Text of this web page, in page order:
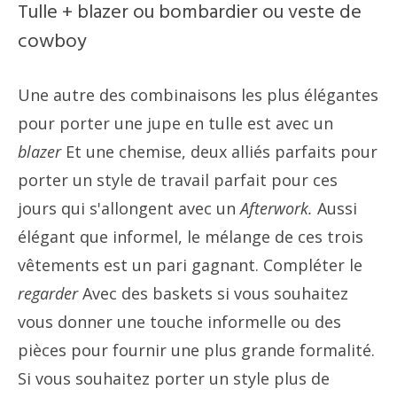
Tulle + blazer ou bombardier ou veste de
cowboy
Une autre des combinaisons les plus élégantes
pour porter une jupe en tulle est avec un
blazerEt une chemise, deux alliés parfaits pour
porter un style de travail parfait pour ces
jours qui s'allongent avec unAfterwork. Aussi
élégant que informel, le mélange de ces trois
vêtements est un pari gagnant. Compléter le
regarderAvec des baskets si vous souhaitez
vous donner une touche informelle ou des
pièces pour fournir une plus grande formalité.
Si vous souhaitez porter un style plus de